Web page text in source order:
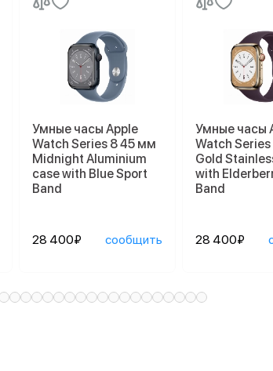
Умные часы Apple
Watch Series 8 45 мм
Midnight Aluminium
case with Blue Sport
Band
28 400₽ сообщить
Умные часы
Watch
Gold
with
Band
28 400₽